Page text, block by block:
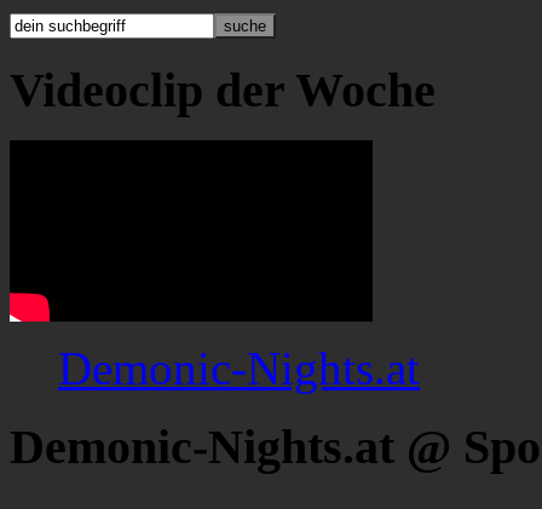
Videoclip der Woche
Demonic-Nights.at
Demonic-Nights.at @